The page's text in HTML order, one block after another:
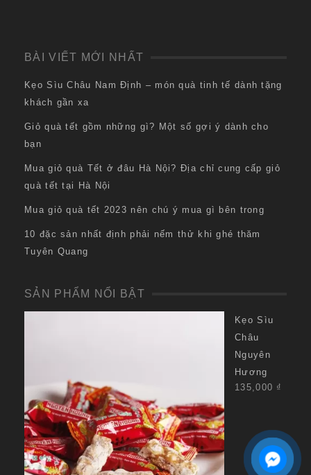
BÀI VIẾT MỚI NHẤT
Kẹo Sìu Châu Nam Định – món quà tinh tế dành tặng
khách gần xa
Giỏ quà tết gồm những gì? Một số gợi ý dành cho
bạn
Mua giỏ quà Tết ở đâu Hà Nội? Địa chỉ cung cấp giỏ
quà tết tại Hà Nội
Mua giỏ quà tết 2023 nên chú ý mua gì bên trong
10 đặc sản nhất định phải nếm thử khi ghé thăm
Tuyên Quang
SẢN PHẨM NỔI BẬT
Kẹo Sìu
Châu
Nguyên
Hương
135,000 ₫